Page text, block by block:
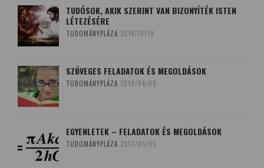
TUDÓSOK, AKIK SZERINT VAN BIZONYÍTÉK ISTEN
LÉTEZÉSÉRE
TUDOMÁNYPLÁZA 2014/10/19
SZÖVEGES FELADATOK ÉS MEGOLDÁSOK
TUDOMÁNYPLÁZA 2019/04/09
EGYENLETEK – FELADATOK ÉS MEGOLDÁSOK
TUDOMÁNYPLÁZA 2017/05/05